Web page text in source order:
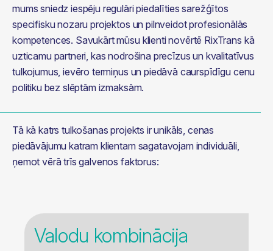
mums sniedz iespēju regulāri piedalīties sarežģītos
specifisku nozaru projektos un pilnveidot profesionālās
kompetences. Savukārt mūsu klienti novērtē RixTrans kā
uzticamu partneri, kas nodrošina precīzus un kvalitatīvus
tulkojumus, ievēro termiņus un piedāvā caurspīdīgu cenu
politiku bez slēptām izmaksām.
Tā kā katrs tulkošanas projekts ir unikāls, cenas
piedāvājumu katram klientam sagatavojam individuāli,
ņemot vērā trīs galvenos faktorus:
Valodu kombinācija